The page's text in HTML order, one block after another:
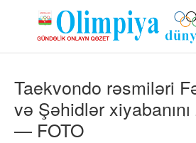
MOK
OLIMPIYA OYUNLARI
ÇAP VERSIYASI
Taekvondo rəsmiləri
və Şəhidlər
— FOTO